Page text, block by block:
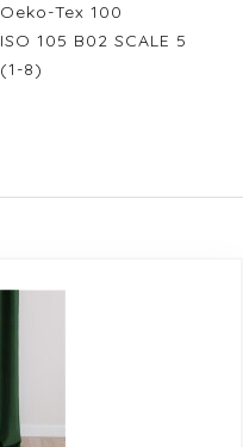
Oeko-Tex 100
ISO 105 B02 SCALE 5
(1-8)